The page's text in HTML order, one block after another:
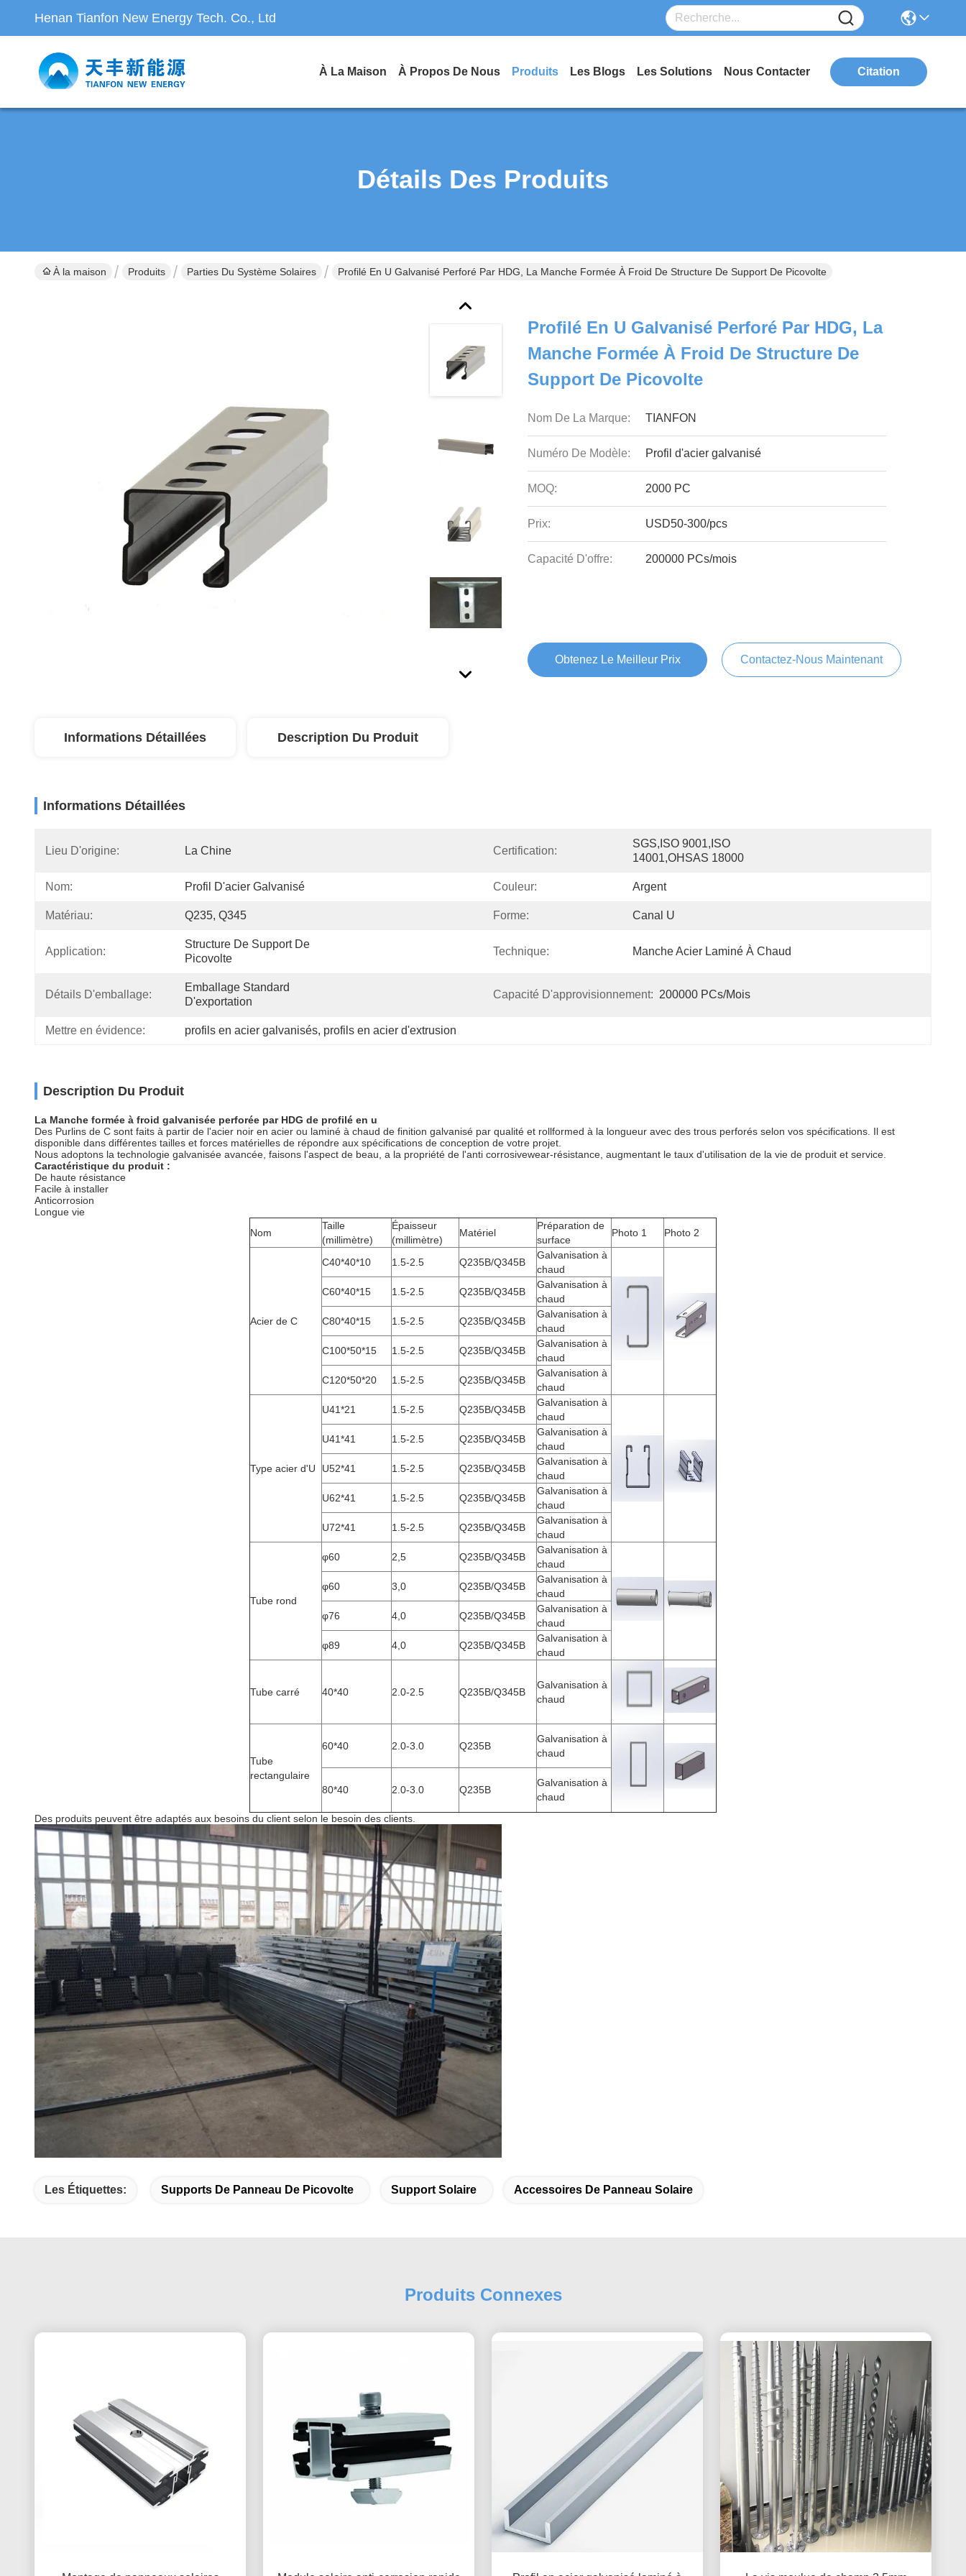
Henan Tianfon New Energy Tech. Co., Ltd
À La Maison À Propos De Nous Produits Les Blogs Les Solutions Nous Contacter Citation
Détails Des Produits
À la maison Produits Parties Du Système Solaires Profilé En U Galvanisé Perforé Par HDG, La Manche Formée À Froid De Structure De Support De Picovolte
Profilé En U Galvanisé Perforé Par HDG, La
Manche Formée À Froid De Structure De
Support De Picovolte
Nom De La Marque: TIANFON
Numéro De Modèle: Profil d'acier galvanisé
MOQ: 2000 PC
Prix: USD50-300/pcs
Capacité D'offre: 200000 PCs/mois
Obtenez Le Meilleur Prix Contactez-Nous Maintenant
Informations Détaillées Description Du Produit
Informations Détaillées
Lieu D'origine: La Chine Certification:
SGS,ISO 9001,ISO
14001,OHSAS 18000
Nom: Profil D'acier Galvanisé Couleur: Argent
Matériau: Q235, Q345 Forme: Canal U
Application:
Structure De Support De
Picovolte
Technique: Manche Acier Laminé À Chaud
Détails D'emballage:
Emballage Standard
D'exportation
Capacité D'approvisionnement: 200000 PCs/mois
Mettre en évidence: profils en acier galvanisés, profils en acier d'extrusion
Description Du Produit
La Manche formée à froid galvanisée perforée par HDG de profilé en u
Des Purlins de C sont faits à partir de l'acier noir en acier ou laminé à chaud de finition galvanisé par qualité et rollformed à la longueur avec des trous perforés selon vos spécifications Il est
disponible dans différentes tailles et forces matérielles de répondre aux spécifications de conception de votre projet.
Nous adoptons la technologie galvanisée avancée, faisons l'aspect de beau, a la propriété de l'anti corrosivewear-résistance, augmentant le taux d'utilisation de la vie de produit et service.
Caractéristique du produit :
De haute résistance
Facile à installer
Anticorrosion
Longue vie
Nom
Taille
(millimètre)
Épaisseur
(millimètre)
Matériel
Préparation de
surface
Photo 1 Photo 2
Acier de C
C40*40*10 1.5-2.5 Q235B/Q345B
Galvanisation à
chaud
C60*40*15
1.5-2.5 Q235B/Q345B
Galvanisation à
chaud
C80*40*15
1.5-2.5 Q235B/Q345B
Galvanisation à
chaud
C100*50*15
1.5-2.5 Q235B/Q345B
Galvanisation à
chaud
C120*50*20
1.5-2.5 Q235B/Q345B
Galvanisation à
chaud
Type acier d'U
U41*21 1.5-2.5 Q235B/Q345B
Galvanisation à
chaud
U41*41
1.5-2.5 Q235B/Q345B
Galvanisation à
chaud
U52*41
1.5-2.5 Q235B/Q345B
Galvanisation à
chaud
U62*41
1.5-2.5 Q235B/Q345B
Galvanisation à
chaud
U72*41
1.5-2.5 Q235B/Q345B
Galvanisation à
chaud
Tube rond
φ60 2,5 Q235B/Q345B
Galvanisation à
chaud
φ60
3,0 Q235B/Q345B
Galvanisation à
chaud
φ76
4,0 Q235B/Q345B
Galvanisation à
chaud
φ89
4,0 Q235B/Q345B
Galvanisation à
chaud
Tube carré 40*40 2.0-2.5 Q235B/Q345B
Galvanisation à
chaud
Tube
rectangulaire
60*40 2.0-3.0 Q235B
Galvanisation à
chaud
80*40 2.0-3.0 Q235B
Galvanisation à
chaud
Des produits peuvent être adaptés aux besoins du client selon le besoin des clients.
Les Étiquettes: Supports De Panneau De Picovolte Support Solaire Accessoires De Panneau Solaire
Produits Connexes